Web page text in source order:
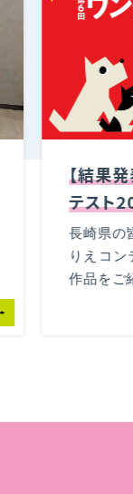
【結果
テスト
長崎県の
りえコ
作品をご